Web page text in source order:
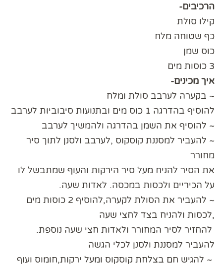
הרכיבים-
קילו סולת
כף שטוחה מלח
כוס שמן
3 כוסות מים
איך מכינים-
~ בקערה לערבב סולת ומלח
להוסיף בהדרגה 1 כוס מים ובתנועות סיבוביות לערבב
~ להוסיף את השמן בהדרגה ולהמשיך לערבב
~ להעביר למסננת קוסקוס ,לערבב ולסנן לתוך סיר
מחורר
את הסיר להניח מעל סיר הירקות והעוף שמתבשל לו
על הכיריים ולכסות במכסה. לאדות שעה.
︎~ להעביר את הסולת לקערה,להוסיף 2 כוסות מים
,לכסות ולהניח בצד לחצי שעה
︎ להחזיר לסיר המחורר ולאדות חצי שעה נוספת.
︎להעביר למסננת ולסנן לכלי הגשה
︎ ~ להגיש חם בצלחת קוסקוס ומעל ירקות,חומוס ועוף